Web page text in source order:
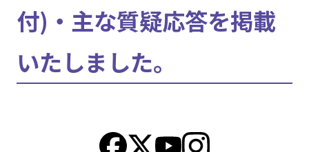
付)・主な質疑応答を掲載
いたしました。